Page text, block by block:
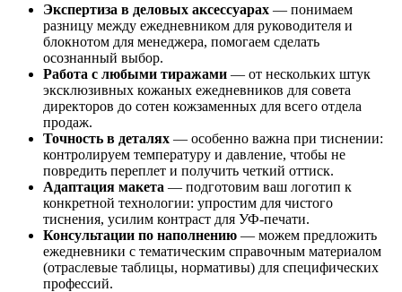
Экспертиза в деловых аксессуарах — понимаем
разницу между ежедневником для руководителя и
блокнотом для менеджера, помогаем сделать
осознанный выбор.
Работа с любыми тиражами — от нескольких штук
эксклюзивных кожаных ежедневников для совета
директоров до сотен кожзаменных для всего отдела
продаж.
Точность в деталях — особенно важна при тиснении:
контролируем температуру и давление, чтобы не
повредить переплет и получить четкий оттиск.
Адаптация макета — подготовим ваш логотип к
конкретной технологии: упростим для чистого
тиснения, усилим контраст для УФ-печати.
Консультации по наполнению — можем предложить
ежедневники с тематическим справочным материалом
(отраслевые таблицы, нормативы) для специфических
профессий.